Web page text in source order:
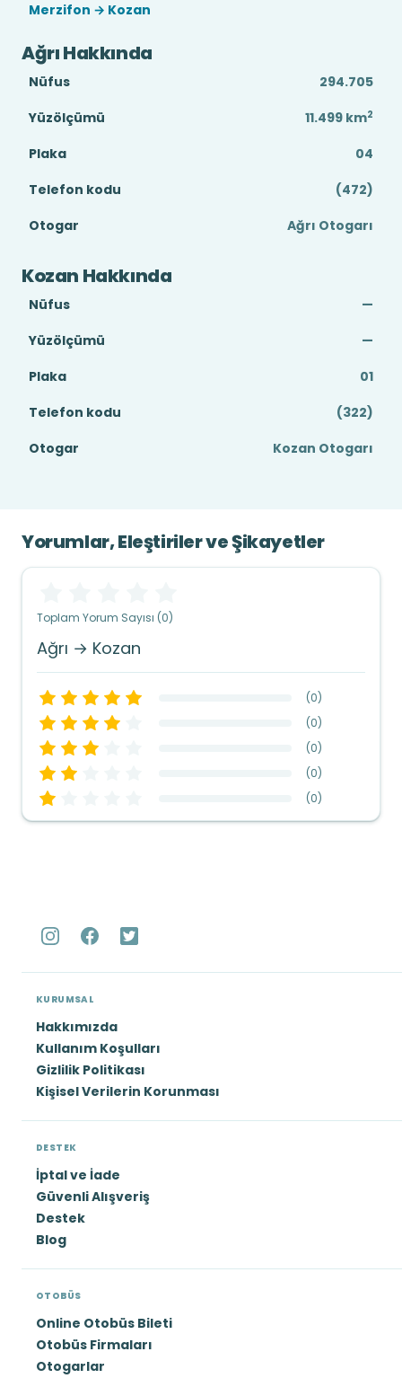
Merzifon → Kozan
Ağrı Hakkında
Nüfus
294.705
Yüzölçümü
11.499 km2
Plaka
04
Telefon kodu
(472)
Otogar
Ağrı Otogarı
Kozan Hakkında
Nüfus
—
Yüzölçümü
—
Plaka
01
Telefon kodu
(322)
Otogar
Kozan Otogarı
Yorumlar, Eleştiriler ve Şikayetler
Toplam Yorum Sayısı (0)
Ağrı → Kozan
(0)
(0)
(0)
(0)
(0)
KURUMSAL
Hakkımızda
Kullanım Koşulları
Gizlilik Politikası
Kişisel Verilerin Korunması
DESTEK
İptal ve İade
Güvenli Alışveriş
Destek
Blog
OTOBÜS
Online Otobüs Bileti
Otobüs Firmaları
Otogarlar